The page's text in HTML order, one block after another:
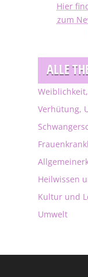
Hier
zum
ALLE
Verhütung,
Heilwissen
Kultur und
Umwelt